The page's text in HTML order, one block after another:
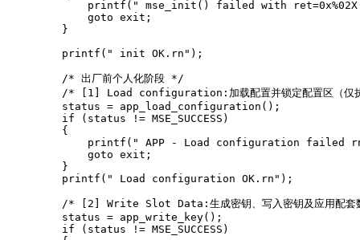
printf(" mse_init() failed with ret=0x%02X
goto exit;
}
printf(" init OK.rn");
/* 出厂前个人化阶段 */
/* [1] Load configuration:加载配置并锁定配置区（仅执
status = app_load_configuration();
if (status != MSE_SUCCESS)
{
printf(" APP - Load configuration failed
goto exit;
}
printf(" Load configuration OK.rn");
/* [2] Write Slot Data:生成密钥、写入密钥及应用配套数
status = app_write_key();
if (status != MSE_SUCCESS)